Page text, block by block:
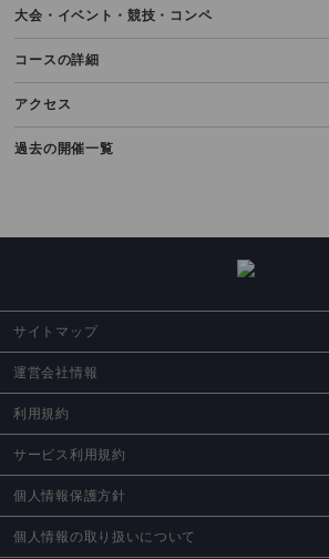
カーセブンプロアマゴルフカップインビテーショ
｜関東エリア第10予選
2023.10.17（火）
第3回全日本ダブルススクランブルゴルフ選手権
本Bブロック｜第5予選
大会・イベント・競技・コンペ
コースの詳細
アクセス
過去の開催一覧
サイトマップ
運営会社情報
利用規約
サービス利用規約
個人情報保護方針
個人情報の取り扱いについて